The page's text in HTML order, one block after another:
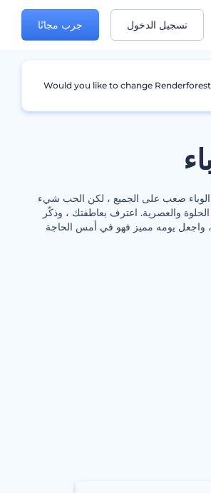
تسجيل الدخول جرب مجانًا
الوباء صعب على الجميع ، لكن الحب شيء
والعصرية. اعترف بعاطفتك ، وذكّر
واجعل يومه مميز فهو في أمس الحاجة
Would you like to change